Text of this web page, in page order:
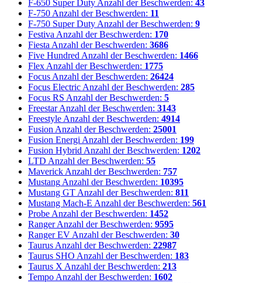
F-650 Super Duty Anzahl der Beschwerden: 43
F-750 Anzahl der Beschwerden: 11
F-750 Super Duty Anzahl der Beschwerden: 9
Festiva Anzahl der Beschwerden: 170
Fiesta Anzahl der Beschwerden: 3686
Five Hundred Anzahl der Beschwerden: 1466
Flex Anzahl der Beschwerden: 1775
Focus Anzahl der Beschwerden: 26424
Focus Electric Anzahl der Beschwerden: 285
Focus RS Anzahl der Beschwerden: 5
Freestar Anzahl der Beschwerden: 3143
Freestyle Anzahl der Beschwerden: 4914
Fusion Anzahl der Beschwerden: 25001
Fusion Energi Anzahl der Beschwerden: 199
Fusion Hybrid Anzahl der Beschwerden: 1202
LTD Anzahl der Beschwerden: 55
Maverick Anzahl der Beschwerden: 757
Mustang Anzahl der Beschwerden: 10395
Mustang GT Anzahl der Beschwerden: 811
Mustang Mach-E Anzahl der Beschwerden: 561
Probe Anzahl der Beschwerden: 1452
Ranger Anzahl der Beschwerden: 9595
Ranger EV Anzahl der Beschwerden: 30
Taurus Anzahl der Beschwerden: 22987
Taurus SHO Anzahl der Beschwerden: 183
Taurus X Anzahl der Beschwerden: 213
Tempo Anzahl der Beschwerden: 1602